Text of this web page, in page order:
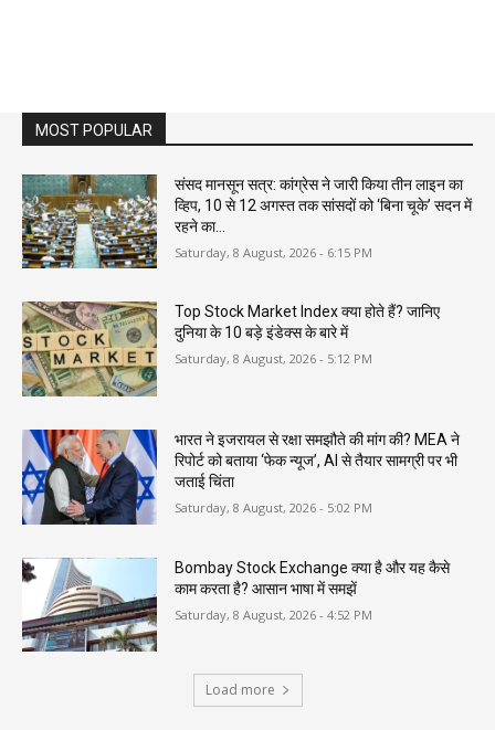
MOST POPULAR
संसद मानसून सत्र: कांग्रेस ने जारी किया तीन लाइन का
व्हिप, 10 से 12 अगस्त तक सांसदों को ‘बिना चूके’ सदन में
रहने का...
Saturday, 8 August, 2026 - 6:15 PM
Top Stock Market Index क्या होते हैं? जानिए
दुनिया के 10 बड़े इंडेक्स के बारे में
Saturday, 8 August, 2026 - 5:12 PM
भारत ने इजरायल से रक्षा समझौते की मांग की? MEA ने
रिपोर्ट को बताया ‘फेक न्यूज’, AI से तैयार सामग्री पर भी
जताई चिंता
Saturday, 8 August, 2026 - 5:02 PM
Bombay Stock Exchange क्या है और यह कैसे
काम करता है? आसान भाषा में समझें
Saturday, 8 August, 2026 - 4:52 PM
Load more